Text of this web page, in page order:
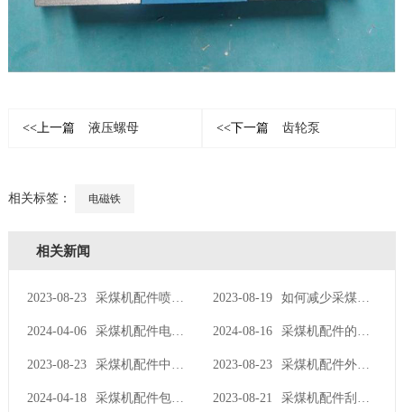
<<上一篇 液压螺母 <<下一篇 齿轮泵
相关标签： 电磁铁
相关新闻
2023-08-23 采煤机配件喷雾冷却装置的相关介绍 2023-08-19 如何减少采煤机配件截齿的损耗
2024-04-06 采煤机配件电驱动轮有哪些主要特征 2024-08-16 采煤机配件的检修操作流程
2023-08-23 采煤机配件中充油阀的相关内容 2023-08-23 采煤机配件外喷雾的安装位置
2024-04-18 采煤机配件包括哪几类组成 2023-08-21 采煤机配件刮板机溜槽的相关内容